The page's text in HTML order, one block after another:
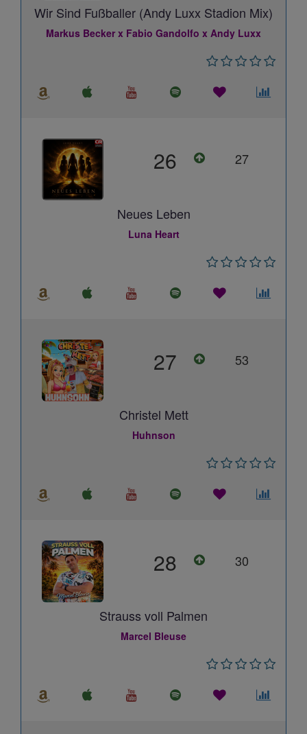
Wir Sind Fußballer (Andy Luxx Stadion Mix)
Markus Becker x Fabio Gandolfo x Andy Luxx
26 27
Neues Leben
Luna Heart
27 53
Christel Mett
Huhnson
28 30
Strauss voll Palmen
Marcel Bleuse